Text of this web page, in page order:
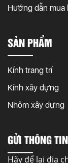
Hướng dẫn mua
SẢN PHẨM
Kính trang trí
Kính xây dựng
Nhôm xây dựng
GỬI THÔNG
Hãy để lại địa